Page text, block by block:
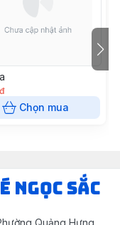
Chọn mua
Ngọc Sắc
Quảng Hưng,